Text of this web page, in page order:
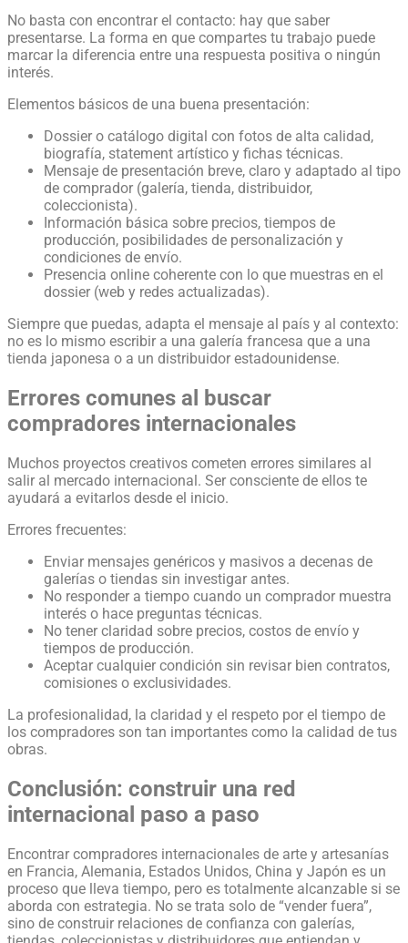
No basta con encontrar el contacto: hay que saber
presentarse. La forma en que compartes tu trabajo puede
marcar la diferencia entre una respuesta positiva o ningún
interés.
Elementos básicos de una buena presentación:
Dossier o catálogo digital con fotos de alta calidad,
biografía, statement artístico y fichas técnicas.
Mensaje de presentación breve, claro y adaptado al tipo
de comprador (galería, tienda, distribuidor,
coleccionista).
Información básica sobre precios, tiempos de
producción, posibilidades de personalización y
condiciones de envío.
Presencia online coherente con lo que muestras en el
dossier (web y redes actualizadas).
Siempre que puedas, adapta el mensaje al país y al contexto:
no es lo mismo escribir a una galería francesa que a una
tienda japonesa o a un distribuidor estadounidense.
Errores comunes al buscar
compradores internacionales
Muchos proyectos creativos cometen errores similares al
salir al mercado internacional. Ser consciente de ellos te
ayudará a evitarlos desde el inicio.
Errores frecuentes:
Enviar mensajes genéricos y masivos a decenas de
galerías o tiendas sin investigar antes.
No responder a tiempo cuando un comprador muestra
interés o hace preguntas técnicas.
No tener claridad sobre precios, costos de envío y
tiempos de producción.
Aceptar cualquier condición sin revisar bien contratos,
comisiones o exclusividades.
La profesionalidad, la claridad y el respeto por el tiempo de
los compradores son tan importantes como la calidad de tus
obras.
Conclusión: construir una red
internacional paso a paso
Encontrar compradores internacionales de arte y artesanías
en Francia, Alemania, Estados Unidos, China y Japón es un
proceso que lleva tiempo, pero es totalmente alcanzable si se
aborda con estrategia. No se trata solo de “vender fuera”,
sino de construir relaciones de confianza con galerías,